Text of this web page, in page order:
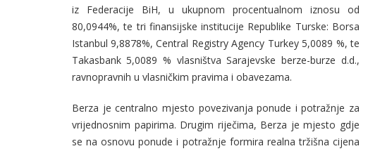
iz Federacije BiH, u ukupnom procentualnom iznosu od
80,0944%, te tri finansijske institucije Republike Turske: Borsa
Istanbul 9,8878%, Central Registry Agency Turkey 5,0089 %, te
Takasbank 5,0089 % vlasništva Sarajevske berze-burze d.d.,
ravnopravnih u vlasničkim pravima i obavezama.
Berza je centralno mjesto povezivanja ponude i potražnje za
vrijednosnim papirima. Drugim riječima, Berza je mjesto gdje
se na osnovu ponude i potražnje formira realna tržišna cijena